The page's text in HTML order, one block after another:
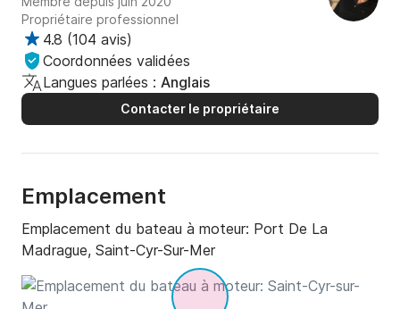
Propriétaire professionnel
4.8 (104 avis)
Coordonnées validées
Langues parlées : Anglais
Contacter le propriétaire
Emplacement
Emplacement du bateau à moteur: Port De La
Madrague, Saint-Cyr-Sur-Mer